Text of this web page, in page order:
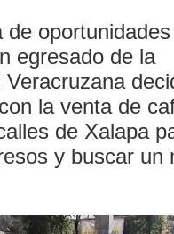
de oportunidades
egresado de la
Veracruzana
la venta de
de Xalapa
y buscar un